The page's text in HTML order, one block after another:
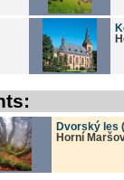
Dvorský les
Horní